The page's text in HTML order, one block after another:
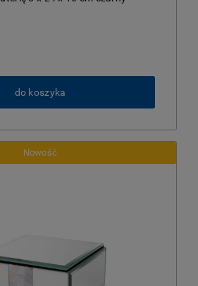
do koszyka
Nowość